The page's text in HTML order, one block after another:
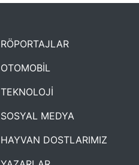
RÖPORTAJLAR
OTOMOBİL
TEKNOLOJİ
SOSYAL MEDYA
HAYVAN DOSTLARIMIZ